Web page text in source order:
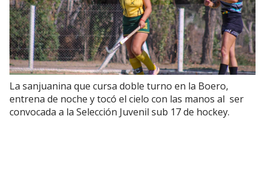
La sanjuanina que cursa doble turno en la Boero,
entrena de noche y tocó el cielo con las manos al ser
convocada a la Selección Juvenil sub 17 de hockey.